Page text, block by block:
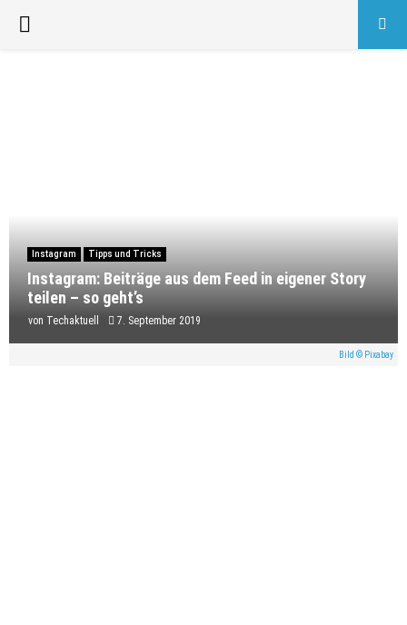
PRIMARY
Instagram Tipps und Tricks
Instagram: Beiträge aus dem Feed in eigener Story
teilen – so geht’s
von Techaktuell 7. September 2019
Bild © Pixabay